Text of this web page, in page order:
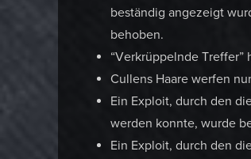
beständig angezeigt
behoben.
“Verkrüppelnde Treffer”
Cullens Haare werfen
Ein Exploit, durch den
werden konnte, wurde
Ein Exploit, durch den